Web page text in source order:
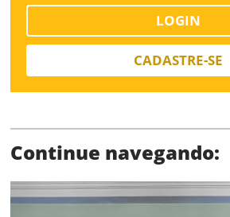
LOGIN
CADASTRE-SE
Continue navegando:
ENTRAR